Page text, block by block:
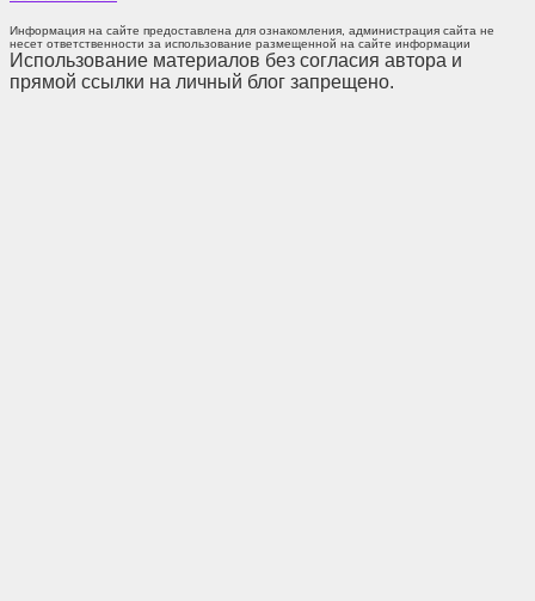
Информация на сайте предоставлена для ознакомления, администрация сайта не
несет ответственности за использование размещенной на сайте информации
Использование материалов без согласия автора и
прямой ссылки на личный блог запрещено.